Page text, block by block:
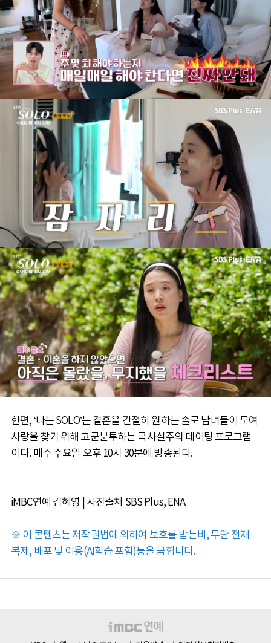
한편, ‘나는 SOLO’는 결혼을 간절히 원하는 솔로 남녀들이 모여
사랑을 찾기 위해 고군분투하는 극사실주의 데이팅 프로그램
이다. 매주 수요일 오후 10시 30분에 방송된다.
iMBC연예 김혜영 | 사진출처 SBS Plus, ENA
※ 이 콘텐츠는 저작권법에 의하여 보호를 받는바, 무단 전재
복제, 배포 및 이용(AI학습 포함)등을 금합니다.